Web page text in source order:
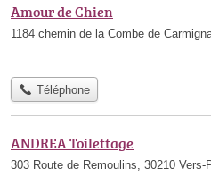
Amour de Chien
1184 chemin de la Combe de
Téléphone
ANDREA Toilettage
303 Route de Remoulins, 30210 Vers-